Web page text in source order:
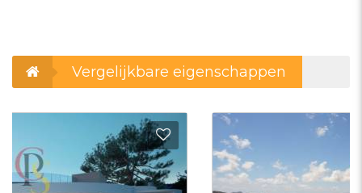
Vergelijkbare eigenschappen
aan favorieten